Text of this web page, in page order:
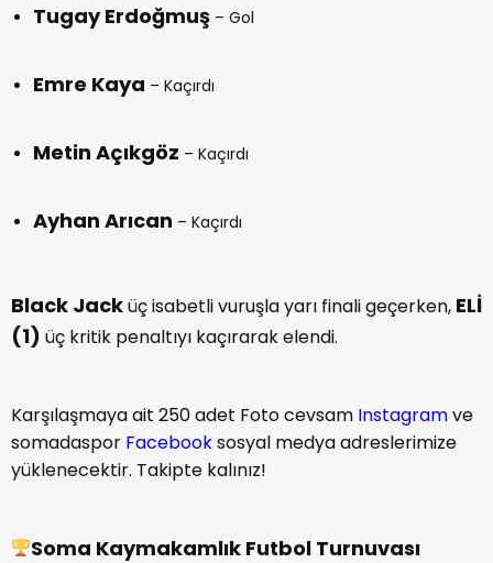
Tugay Erdoğmuş – Gol
Emre Kaya – Kaçırdı
Metin Açıkgöz – Kaçırdı
Ayhan Arıcan – Kaçırdı
Black Jacküç isabetli vuruşla yarı finali geçerken, ELİ
(1) üç kritik penaltıyı kaçırarak elendi.
Karşılaşmaya ait 250 adet Foto cevsam Instagramve
somadaspor Facebooksosyal medya adreslerimize
yüklenecektir. Takipte kalınız!
Soma Kaymakamlık Futbol Turnuvası